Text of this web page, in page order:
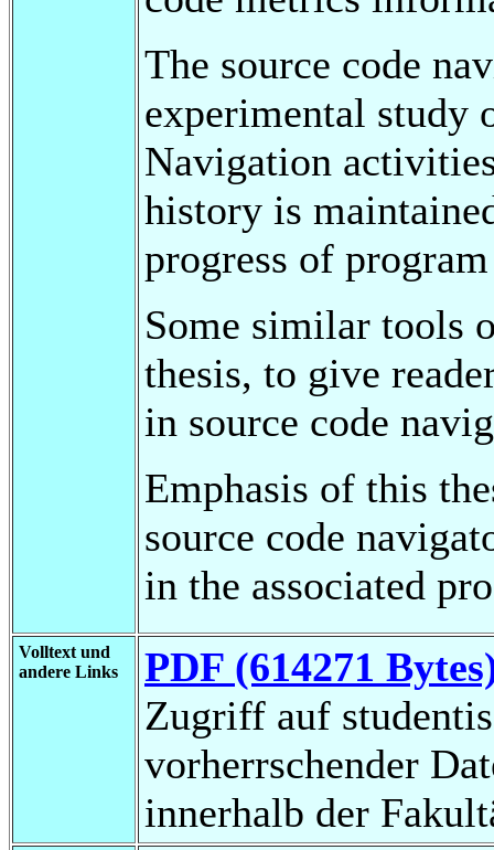
The source code
experimental study
Navigation
history is
progress of
Some similar tools
thesis, to give
in source code
Emphasis of this
source code
in the associated
Volltext und
andere Links
PDF (614271
Zugriff auf
vorherrschender
innerhalb der